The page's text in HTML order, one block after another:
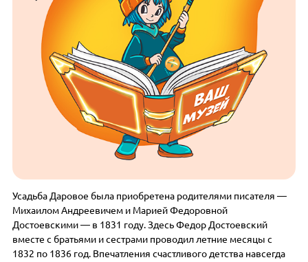
Усадьба Даровое была приобретена родителями писателя —
Михаилом Андреевичем и Марией Федоровной
Достоевскими — в 1831 году. Здесь Федор Достоевский
вместе с братьями и сестрами проводил летние месяцы с
1832 по 1836 год. Впечатления счастливого детства навсегда